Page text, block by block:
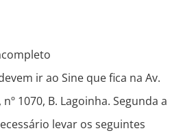
ir ao Sine que fica na Av.
1070, B. Lagoinha. Segunda a
levar os seguintes